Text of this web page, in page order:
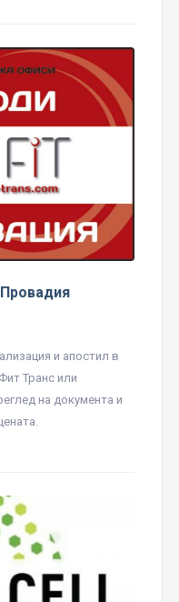
и апостил в
Транс или
на документа и